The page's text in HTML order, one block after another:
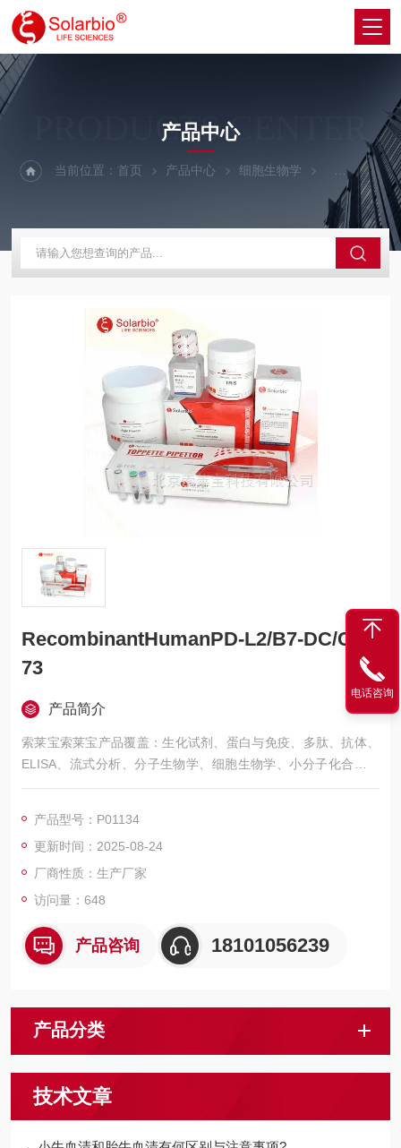
PRODUCTS CENTER
产品中心
当前位置：首页 产品中心 细胞生物学 细胞生长因子
RecombinantHumanPD-L2/B7-DC/CD2
73
产品简介
索莱宝索莱宝产品覆盖：生化试剂、蛋白与免疫、多肽、抗体、
ELISA、流式分析、分子生物学、细胞生物学、小分子化合物、
生化试剂盒、染色试剂、分析标准品、微生物培养、层析介质、
PD-L2/B7-DC/CD273
产品型号：P01134
更新时间：2025-08-24
厂商性质：生产厂家
访问量：648
产品咨询 18101056239
产品分类
技术文章
电话咨询